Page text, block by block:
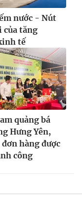
nước - Nút
của tăng
tế
quảng bá
Hưng Yên,
hàng được
công